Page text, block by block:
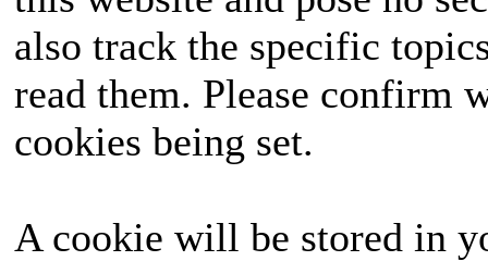
hervorgehen?
unvergessliches
also track the specific
read them. Please confirm
cookies being set.
A cookie will be stored in